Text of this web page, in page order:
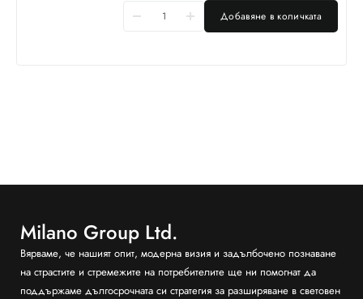
Добавяне в количката
Milano Group Ltd.
Вярваме, че нашият опит, модерна визия и задълбочено познаване
на страстите и стремежите на потребителите ще ни помогнат да
поддържаме дългосрочната си стратегия за разширяване в световен